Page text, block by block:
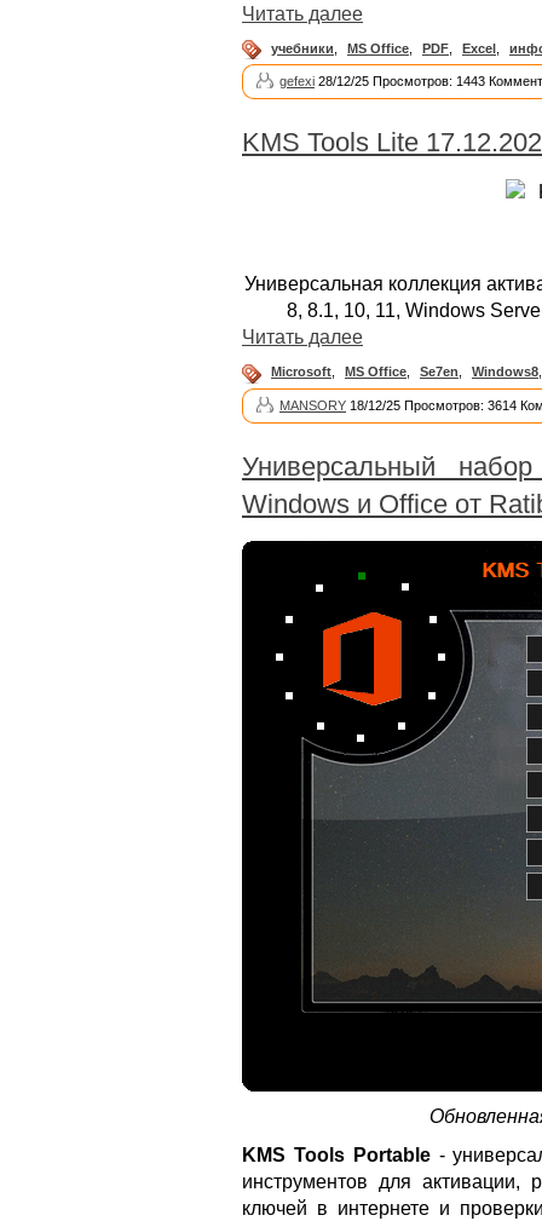
Читать далее
учебники MS Office PDF Excel
gefexi 28/12/25 Просмотров: 1443
KMS Tools Lite
Универсальная коллекция
8, 8.1, 10, 11, Windows
Читать далее
Microsoft, MS Office, Se7en, Windows8
MANSORY 18/12/25 Просмотров: 3614
Универсальный
Windows и Office от
KMS Tools Portable-
инструментов для активации,
ключей в интернете и